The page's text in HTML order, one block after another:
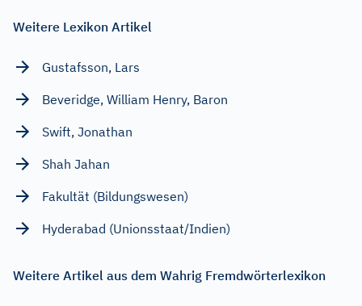
Weitere Lexikon Artikel
Gustafsson, Lars
Beveridge, William Henry, Baron
Swift, Jonathan
Shah Jahan
Fakultät (Bildungswesen)
Hyderabad (Unionsstaat/Indien)
Weitere Artikel aus dem Wahrig Fremdwörterlexikon